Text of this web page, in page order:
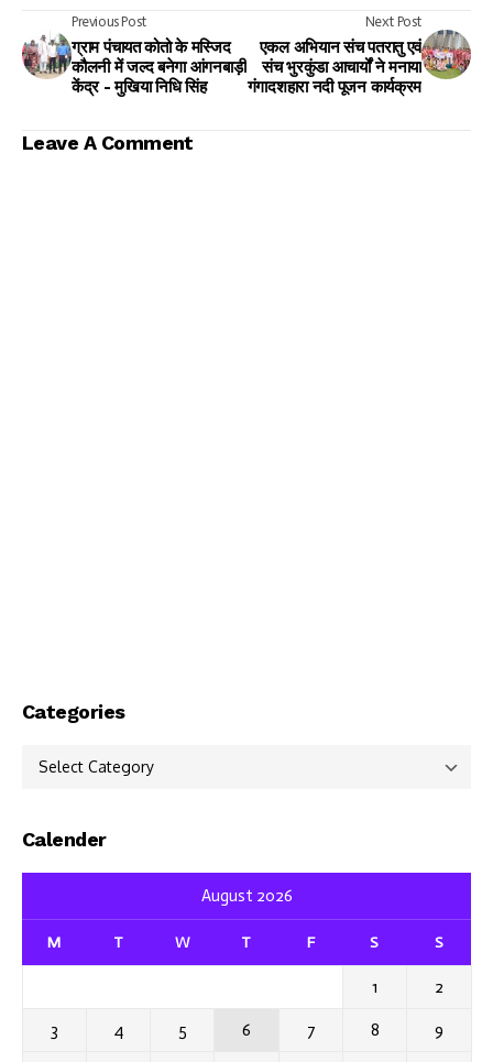
Previous Post
ग्राम पंचायत कोतो के मस्जिद
कौलनी में जल्द बनेगा आंगनबाड़ी
केंद्र - मुखिया निधि सिंह
Next Post
एकल अभियान संच पतरातु एवं
संच भुरकुंडा आचार्यों ने मनाया
गंगादशहारा नदी पूजन कार्यक्रम
Leave A Comment
Categories
Categories
Calender
August 2026
M T W T F S S
1 2
3 4 5 6 7 8 9